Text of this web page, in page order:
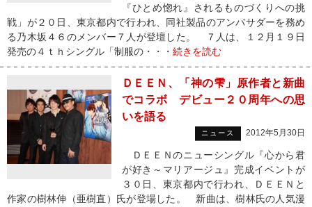
『ひとめ惚れ』されるものづくりへの挑
戦」が２０日、東京都内で行われ、同社製品のアンバサダーを務め
る乃木坂４６のメンバー７人が登壇した。 ７人は、１２月１９日
発売の４ｔｈシングル「制服の・・・ 続きを読む
ＤＥＥＮ、「神の雫」原作者と新曲
でコラボ デビュー２０周年への思
いを語る
ニュース 2012年5月30日
ＤＥＥＮのニューシングル『心から君
が好き～マリアージュ』完成イベントが
３０日、東京都内で行われ、ＤＥＥＮと
作家の樹林伸（亜樹直）氏が登場した。 新曲は、樹林氏の人気漫